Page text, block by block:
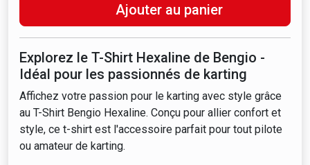
Ajouter au panier
Explorez le T-Shirt Hexaline de Bengio -
Idéal pour les passionnés de karting
Affichez votre passion pour le karting avec style grâce
au T-Shirt Bengio Hexaline. Conçu pour allier confort et
style, ce t-shirt est l'accessoire parfait pour tout pilote
ou amateur de karting.